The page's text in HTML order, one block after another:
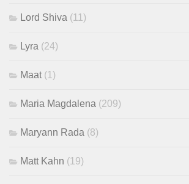
Lord Shiva (11)
Lyra (24)
Maat (1)
Maria Magdalena (209)
Maryann Rada (8)
Matt Kahn (19)